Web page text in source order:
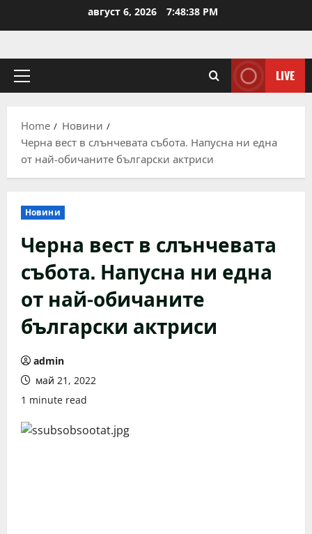
август 6, 2026 7:48:38 PM
Primary
LIVE
Home
Новини
Черна вест в слънчевата събота. Напусна ни една
от най-обичаните български актриси
Новини
Черна вест в слънчевата
събота. Напусна ни една
от най-обичаните
български актриси
admin
май 21, 2022
1 minute read